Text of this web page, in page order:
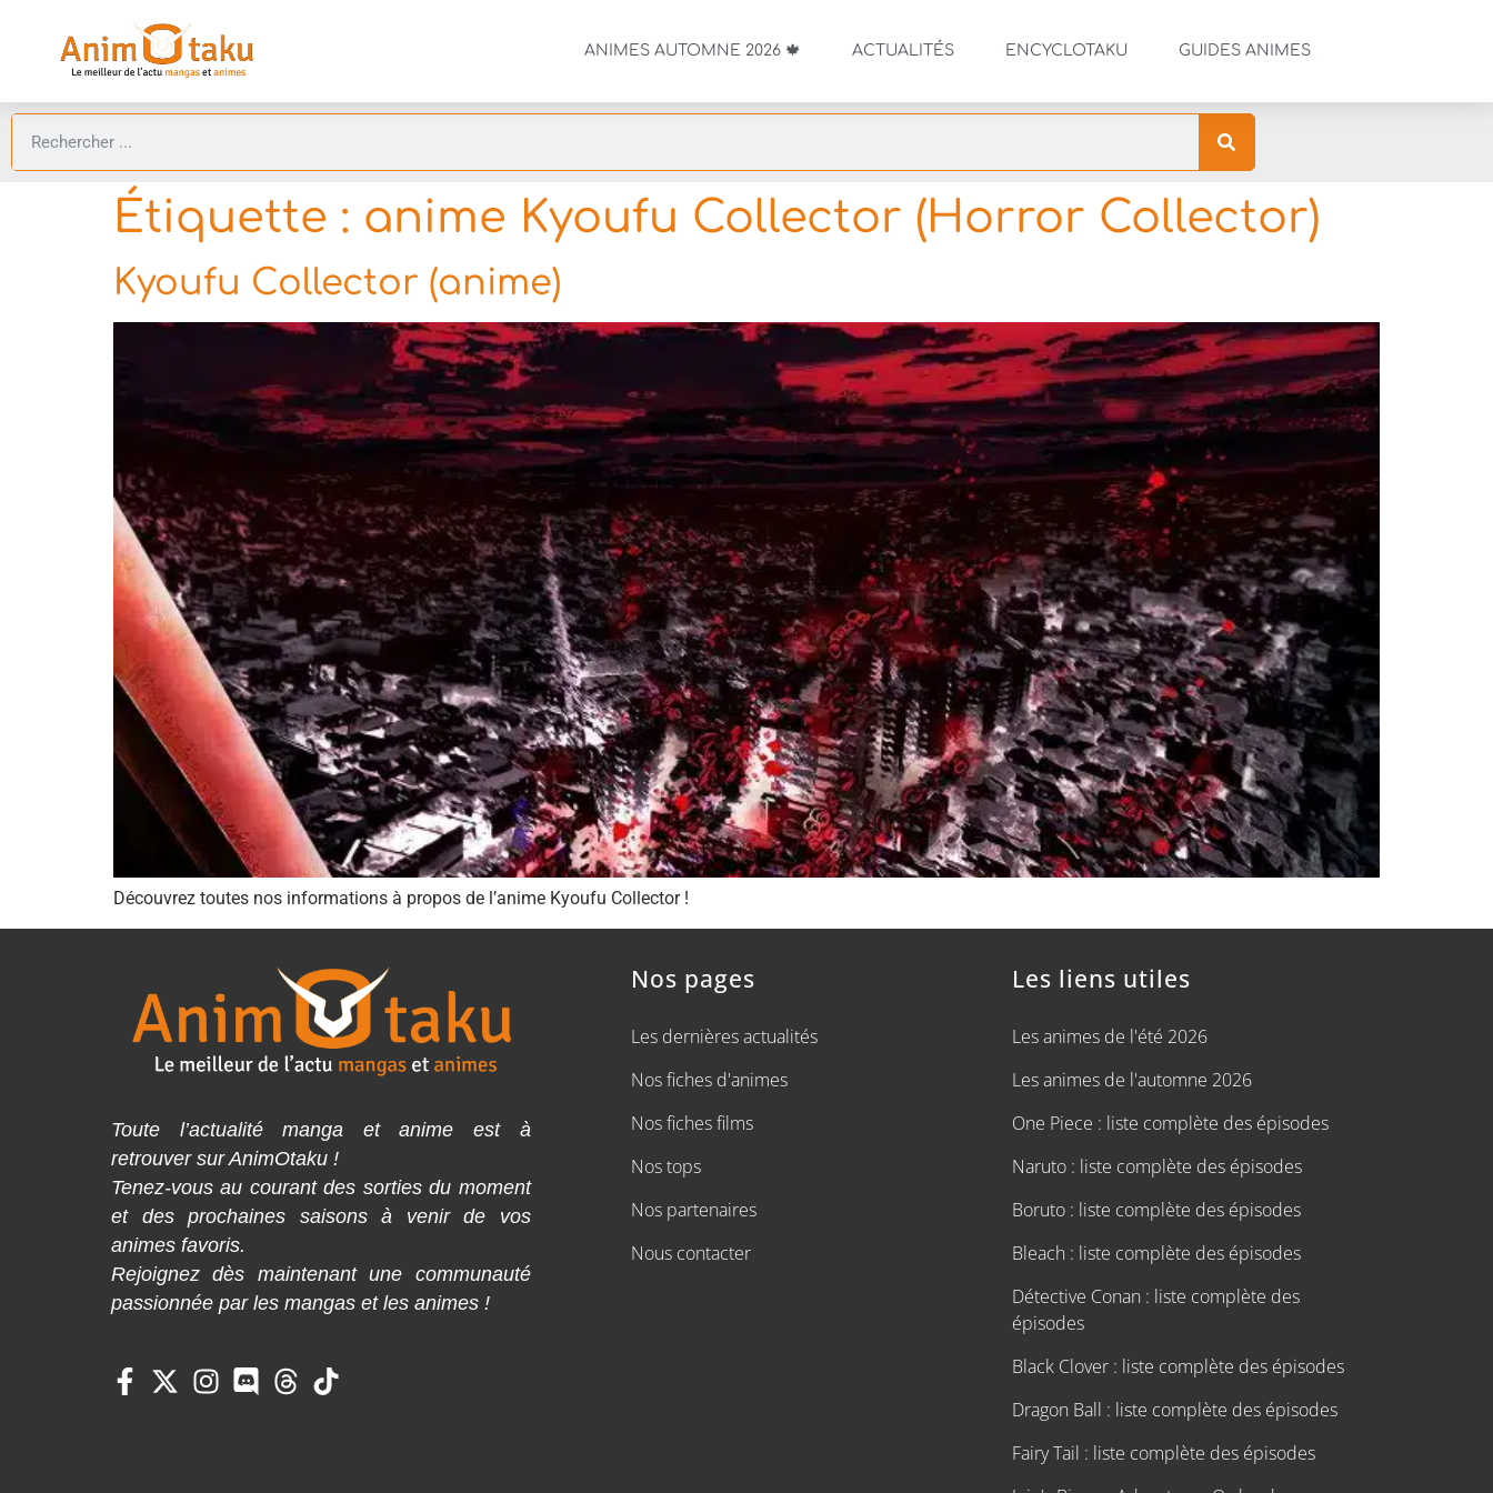
ANIMES AUTOMNE 2026 🍁 ACTUALITÉS ENCYCLOTAKU GUIDES ANIMES
Étiquette : anime Kyoufu Collector (Horror Collector)
Kyoufu Collector (anime)
Découvrez toutes nos informations à propos de l’anime Kyoufu Collector !
Toute l’actualité manga et anime est à
retrouver sur AnimOtaku !
Tenez-vous au courant des sorties du moment
et des prochaines saisons à venir de vos
animes favoris.
Rejoignez dès maintenant une communauté
passionnée par les mangas et les animes !
Nos pages
Les dernières actualités
Nos fiches d'animes
Nos fiches films
Nos tops
Nos partenaires
Nous contacter
Les liens utiles
Les animes de l'été 2026
Les animes de l'automne 2026
One Piece : liste complète des épisodes
Naruto : liste complète des épisodes
Boruto : liste complète des épisodes
Bleach : liste complète des épisodes
Détective Conan : liste complète des
épisodes
Black Clover : liste complète des épisodes
Dragon Ball : liste complète des épisodes
Fairy Tail : liste complète des épisodes